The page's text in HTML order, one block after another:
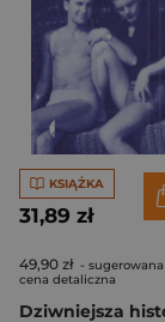
KSIĄŻKA
31,89 zł
49,90 zł - sugerowana
cena detaliczna